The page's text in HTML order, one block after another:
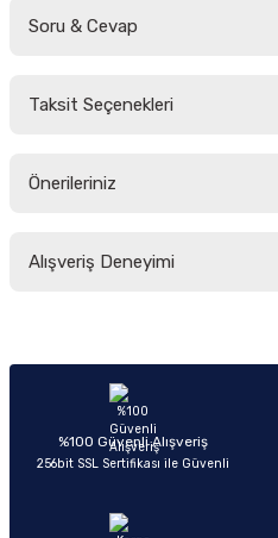
Soru & Cevap
Taksit Seçenekleri
Önerileriniz
yetersiz gördüğünüz noktaları
Ürün açıklamasında eksik bilgiler
Ürün bilgilerinde hatalar bulunuyor.
Ürün fiyatı diğer sitelerden daha
Alışveriş Deneyimi
Sitemize ilk
%100 Güvenli Alışveriş
256bit SSL Sertifikası ile Güvenli